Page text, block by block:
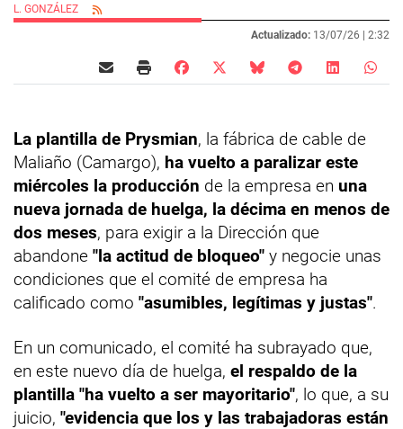
L. GONZÁLEZ
Actualizado: 13/07/26 | 2:32
La plantilla de Prysmian, la fábrica de cable de
Maliaño (Camargo), ha vuelto a paralizar este
miércoles la producción de la empresa en una
nueva jornada de huelga, la décima en menos de
dos meses, para exigir a la Dirección que
abandone "la actitud de bloqueo" y negocie unas
condiciones que el comité de empresa ha
calificado como "asumibles, legítimas y justas".
En un comunicado, el comité ha subrayado que,
en este nuevo día de huelga, el respaldo de la
plantilla "ha vuelto a ser mayoritario", lo que, a su
juicio, "evidencia que los y las trabajadoras están